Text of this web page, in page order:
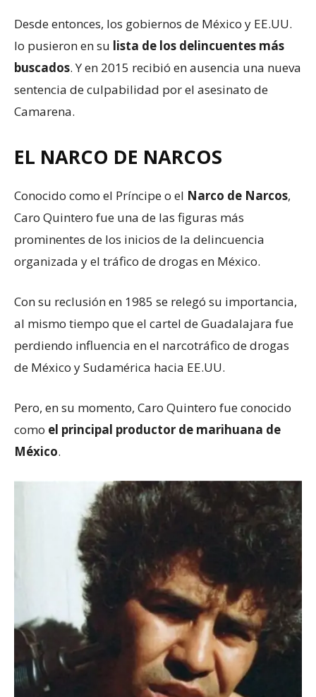
Desde entonces, los gobiernos de México y EE.UU.
lo pusieron en su lista de los delincuentes más
buscados. Y en 2015 recibió en ausencia una nueva
sentencia de culpabilidad por el asesinato de
Camarena.
EL NARCO DE NARCOS
Conocido como el Príncipe o el Narco de Narcos,
Caro Quintero fue una de las figuras más
prominentes de los inicios de la delincuencia
organizada y el tráfico de drogas en México.
Con su reclusión en 1985 se relegó su importancia,
al mismo tiempo que el cartel de Guadalajara fue
perdiendo influencia en el narcotráfico de drogas
de México y Sudamérica hacia EE.UU.
Pero, en su momento, Caro Quintero fue conocido
como el principal productor de marihuana de
México.